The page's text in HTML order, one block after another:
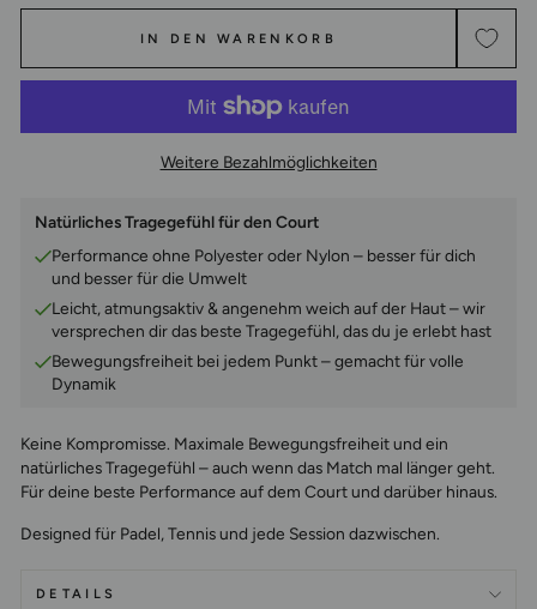
IN DEN WARENKORB
Weitere Bezahlmöglichkeiten
Natürliches Tragegefühl für den Court
Performance ohne Polyester oder Nylon – besser für dich
und besser für die Umwelt
Leicht, atmungsaktiv & angenehm weich auf der Haut – wir
versprechen dir das beste Tragegefühl, das du je erlebt hast
Bewegungsfreiheit bei jedem Punkt – gemacht für volle
Dynamik
Keine Kompromisse. Maximale Bewegungsfreiheit und ein
natürliches Tragegefühl – auch wenn das Match mal länger geht.
Für deine beste Performance auf dem Court und darüber hinaus.
Designed für Padel, Tennis und jede Session dazwischen.
DETAILS